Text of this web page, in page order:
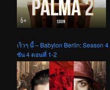
เร็วๆ นี้ – Babylon Berlin: Season
ซัน 4 ตอนที่ 1-2